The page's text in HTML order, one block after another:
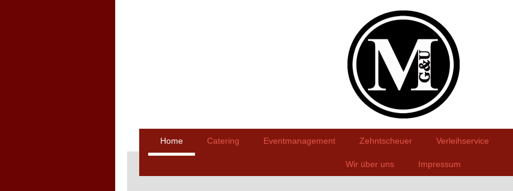
Home Catering Eventmanagement Zehntscheuer Verleihservice
Wir über uns Impressum